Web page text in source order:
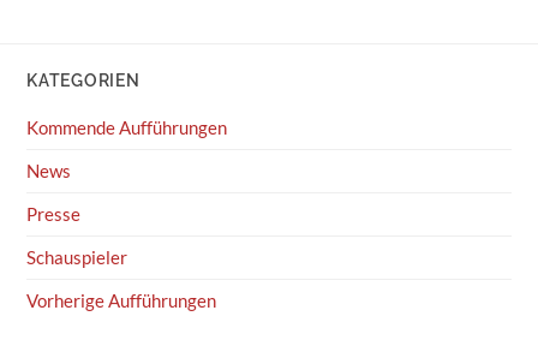
KATEGORIEN
Kommende Aufführungen
News
Presse
Schauspieler
Vorherige Aufführungen